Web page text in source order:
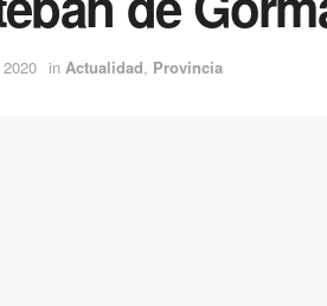
in Actualidad, Provincia